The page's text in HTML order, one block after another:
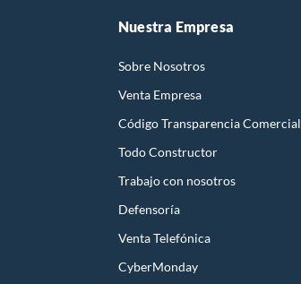
Nuestra Empresa
Sobre Nosotros
Venta Empresa
Código Transparencia Comercial
Todo Constructor
Trabajo con nosotros
Defensoría
Venta Telefónica
CyberMonday